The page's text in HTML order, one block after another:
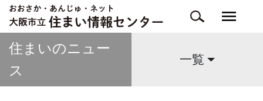
住まいのニュー
ス
一覧